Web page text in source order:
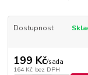
Dostupnost
199 Kč/sada
164 Kč bez DPH